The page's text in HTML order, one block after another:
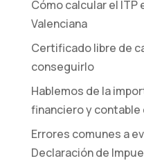
Cómo calcular el ITP
Valenciana
Certificado libre de
conseguirlo
Hablemos de la
financiero y contable
Errores comunes a
Declaración de